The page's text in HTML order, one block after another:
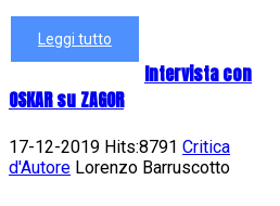
Leggi tutto
Intervista con
OSKAR su ZAGOR
17-12-2019 Hits:8791 Critica
d'Autore Lorenzo Barruscotto